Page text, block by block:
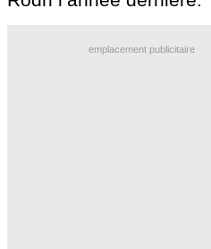
emplacement publicitaire